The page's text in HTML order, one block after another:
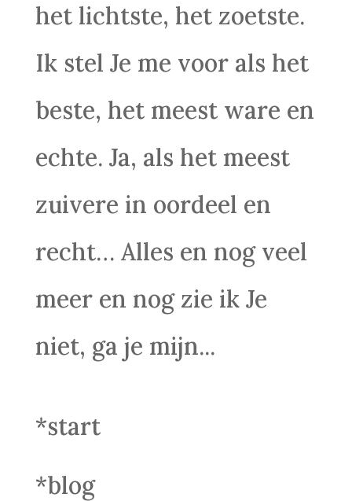
het lichtste, het zoetste.
Ik stel Je me voor als het
beste, het meest ware en
echte. Ja, als het meest
zuivere in oordeel en
recht… Alles en nog veel
meer en nog zie ik Je
niet, ga je mijn...
*start
*blog